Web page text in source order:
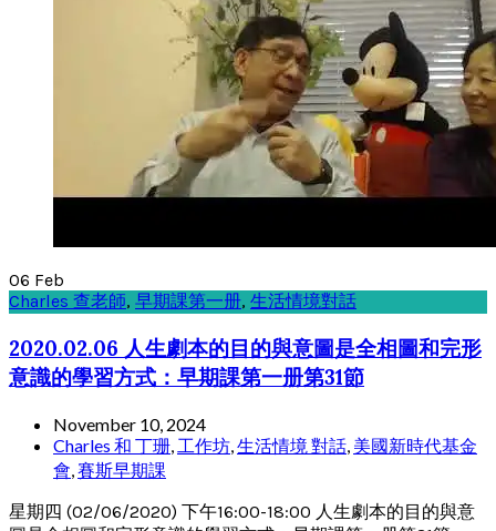
06 Feb
Charles 查老師, 早期課第一册, 生活情境對話
2020.02.06 人生劇本的目的與意圖是全相圖和完形
意識的學習方式：早期課第一册第31節
November 10, 2024
Charles 和 丁珊, 工作坊,生活情境 對話, 美國新時代基金
會,賽斯早期課
星期四 (02/06/2020) 下午16:00-18:00 人生劇本的目的與意